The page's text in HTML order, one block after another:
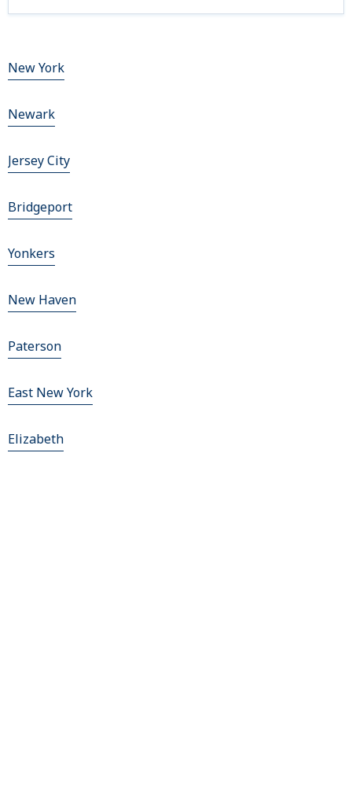
New York
Newark
Jersey City
Bridgeport
Yonkers
New Haven
Paterson
East New York
Elizabeth